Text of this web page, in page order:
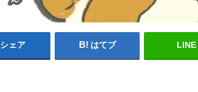
シェア はてブ LINE